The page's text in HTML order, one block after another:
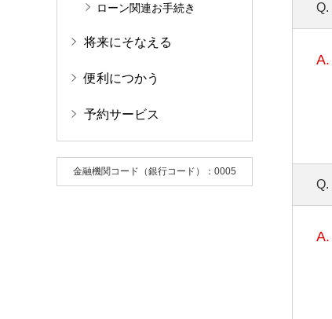
ローン関連お手続き
将来にそなえる
便利につかう
予約サービス
金融機関コード（銀行コード）：0005
Q.
A.
Q.
A.